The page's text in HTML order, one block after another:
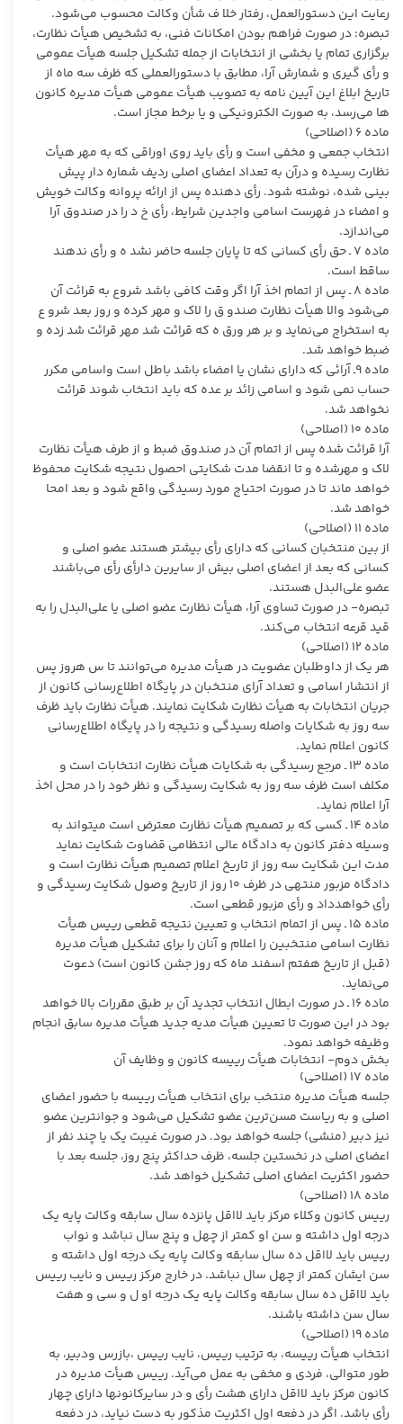
رعایت این دستورالعمل، رفتار خلا ف شأن وکالت محسوب می‌شود.
تبصره: در صورت فراهم بودن امکانات فنی، به تشخیص هیأت نظارت،
برگزاری تمام یا بخشی از انتخابات از جمله تشکیل جلسه هیأت عمومی
و رأی گیری و شمارش آرا، مطابق با دستورالعملی که ظرف سه ماه از
تاریخ ابلاغ این آیین نامه به تصویب هیأت عمومی هیأت مدیره کانون
ها می‌رسد، به صورت الکترونیکی و یا برخط مجاز است.
ماده ۶ (اصلاحی)
انتخاب جمعی و مخفی است و رأی باید روی اوراقی که به مهر هیأت
نظارت رسیده و درآن به تعداد اعضای اصلی ردیف شماره دار پیش
بینی شده، نوشته شود. رأی دهنده پس از ارائه پروانه وکالت خویش
و امضاء در فهرست اسامی واجدین شرایط، رأی خ د را در صندوق آرا
می‌اندازد.
ماده ۷ ـ حق رأی کسانی که تا پایان جلسه حاضر نشد ه و رأی ندهند
ساقط است.
ماده ۸ ـ پس از اتمام اخذ آرا اگر وقت کافی باشد شروع به قرائت آن
می‌شود والا هیأت نظارت صندو ق را لاک و مهر کرده و روز بعد شرو ع
به استخراج می‌نماید و بر هر ورق ه که قرائت شد مهر قرائت شد زده و
ضبط خواهد شد.
ماده ۹ـ آرائی که دارای نشان یا امضاء باشد باطل است واسامی مکرر
حساب نمی شود و اسامی زائد بر عده که باید انتخاب شوند قرائت
نخواهد شد.
ماده ۱۰ (اصلاحی)
آرا قرائت شده پس از اتمام آن در صندوق ضبط و از طرف هیأت نظارت
لاک و مهرشده و تا انقضا مدت شکایتی احصول نتیجه شکایت محفوظ
خواهد ماند تا در صورت احتیاج مورد رسیدگی واقع شود و بعد امحا
خواهد شد.
ماده ۱۱ (اصلاحی)
از بین منتخبان کسانی که دارای رأی بیشتر هستند عضو اصلی و
کسانی که بعد از اعضای اصلی بیش از سایرین دارأی رأی می‌باشند
عضو علی‌البدل هستند.
تبصره- در صورت تساوی آرا، هیأت نظارت عضو اصلی یا علی‌البدل را به
قید قرعه انتخاب می‌کند.
ماده ۱۲ (اصلاحی)
هر یک از داوطلبان عضویت در هیأت مدیره می‌توانند تا س هروز پس
از انتشار اسامی و تعداد آرای منتخبان در پایگاه اطلاع‌رسانی کانون از
جریان انتخابات به هیأت نظارت شکایت نمایند. هیأت نظارت باید ظرف
سه روز به شکایات واصله رسیدگی و نتیجه را در پایگاه اطلاع‌رسانی
کانون اعلام نماید.
ماده ۱۳ ـ مرجع رسیدگی به شکایات هیأت نظارت انتخابات است و
مکلف است ظرف سه روز به شکایت رسیدگی و نظر خود را در محل اخذ
آرا اعلام نماید.
ماده ۱۴ ـ کسی که بر تصمیم هیأت نظارت معترض است میتواند به
وسیله دفتر کانون به دادگاه عالی انتظامی قضاوت شکایت نماید
مدت این شکایت سه روز از تاریخ اعلام تصمیم هیأت نظارت است و
دادگاه مزبور منتهی در ظرف ۱۰ روز از تاریخ وصول شکایت رسیدگی و
رأی خواهدداد و رأی مزبور قطعی است.
ماده ۱۵ ـ پس از اتمام انتخاب و تعیین نتیجه قطعی رییس هیأت
نظارت اسامی منتخبین را اعلام و آنان را برای تشکیل هیأت مدیره
(قبل از تاریخ هفتم اسفند ماه که روز جشن کانون است) دعوت
می‌نماید.
ماده ۱۶ ـ در صورت ابطال انتخاب تجدید آن بر طبق مقررات بالا خواهد
بود در این صورت تا تعیین هیأت مدیه جدید هیأت مدیره سابق انجام
وظیفه خواهد نمود.
بخش دوم- انتخابات هیأت رییسه کانون و وظایف آن
ماده ۱۷ (اصلاحی)
جلسه هیأت مدیره منتخب برای انتخاب هیأت رییسه با حضور اعضای
اصلی و به ریاست مسن‌ترین عضو تشکیل می‌شود و جوانترین عضو
نیز دبیر (منشی) جلسه خواهد بود. در صورت غیبت یک یا چند نفر از
اعضای اصلی در نخستین جلسه، ظرف حداکثر پنج روز، جلسه بعد با
حضور اکثریت اعضای اصلی تشکیل خواهد شد.
ماده ۱۸ (اصلاحی)
رییس کانون وکلاء مرکز باید لااقل پانزده سال سابقه وکالت پایه یک
درجه اول داشته و سن او کمتر از چهل و پنج سال نباشد و نواب
رییس باید لااقل ده سال سابقه وکالت پایه یک درجه اول داشته و
سن ایشان کمتر از چهل سال نباشد. در خارج مرکز رییس و نایب رییس
باید لااقل ده سال سابقه وکالت پایه یک درجه او ل و سی و هفت
سال سن داشته باشند.
ماده ۱۹ (اصلاحی)
انتخاب هیأت رییسه، به ترتیب رییس، نایب رییس ،بازرس ودبیر، به
طور متوالی، فردی و مخفی به عمل می‌آید. رییس هیأت مدیره در
کانون مرکز باید لااقل دارای هشت رأی و در سایرکانونها دارای چهار
رأی باشد. اگر در دفعه اول اکثریت مذکور به دست نیاید، در دفعه